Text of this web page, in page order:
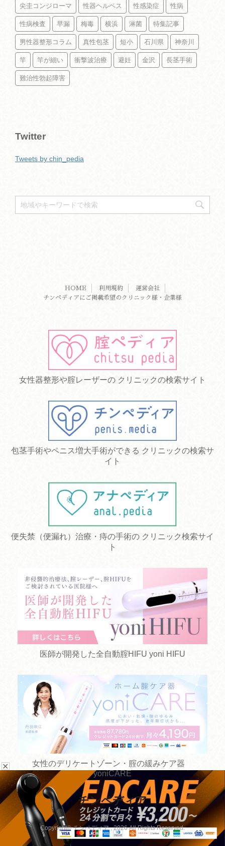
尖圭コンジローマ 性器ヘルペス 性感染症 性病
性病検査 早漏 梅毒 横浜 淋菌 特集記事
男性器整形コラム 真性包茎 短小 石川県 神奈川
竿 竿が細い 衝撃波治療 避妊 金沢 長茎手術
難治性勃起障害
Twitter
Tweets by chin_pedia
お悩みから探す
手術方法から探す
病院を探す
手術以外の治療から探す
✕
HOME 利用規約
運営会社
チンペディアにご掲載希望のクリニック様・企業様
女性器整形や腟レーザーの クリニックの検索サイト
包茎手術やペニス増大手術ができる クリニックの検索サ
イト
便失禁（便漏れ）治療・痔の手術の クリニック検索サイ
ト
医師が開発した全自動腟HIFU yoni HIFU
女性のデリケートゾーン・腟の緩みケア器
yoniCARE
チンペディア
Copyright© チンペディア , 2026 All Rights Reserved.